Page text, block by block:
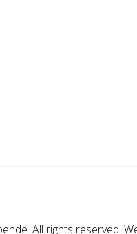
All rights reserved.